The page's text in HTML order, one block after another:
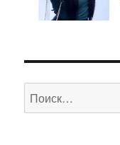
Искать: